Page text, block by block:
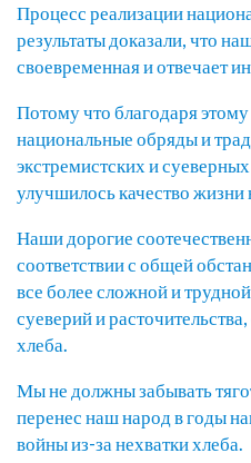
Процесс реализации
результаты доказали, что
своевременная и отвечает
Потому что благодаря
национальные обряды и
экстремистских и
улучшилось качество жизни
Наши дорогие
соответствии с общей
все более сложной и
суеверий и
хлеба.
Мы не должны забывать
перенес наш народ в годы
войны из-за нехватки хлеба.